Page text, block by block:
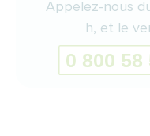
Appelez-nous
h, et le